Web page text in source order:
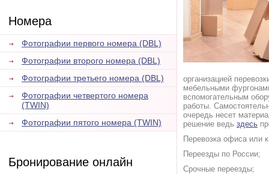
Номера
Фотографии первого номера (DBL)
Фотографии второго номера (DBL)
Фотографии третьего номера (DBL)
Фотографии четвертого номера
(TWIN)
Фотографии пятого номера (TWIN)
Бронирование онлайн
организацией
мебельными
вспомогательным
работы.
очередь несет
решение ведь здесь
Перевозка офиса или
Переезды по России;
Срочные переезды;